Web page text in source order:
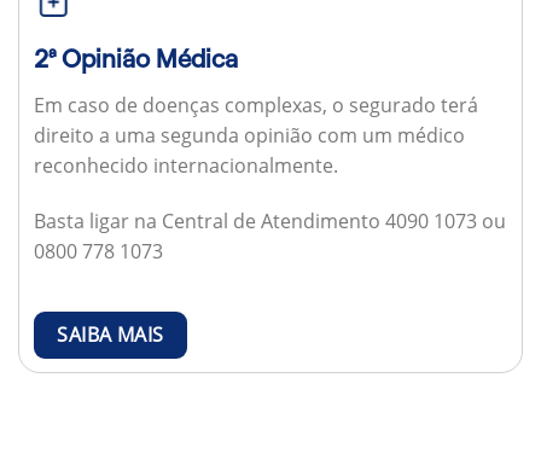
2ª Opinião Médica
Em caso de doenças complexas, o segurado terá
direito a uma segunda opinião com um médico
reconhecido internacionalmente.
Basta ligar na Central de Atendimento 4090 1073 ou
0800 778 1073
SAIBA MAIS